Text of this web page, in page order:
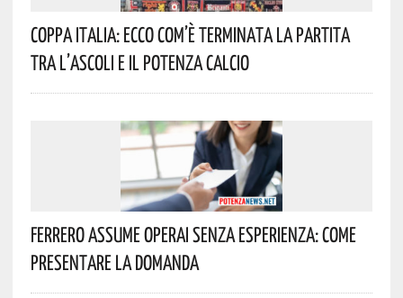
Coppa Italia: Ecco Com’è Terminata La Partita
Tra L’Ascoli E Il Potenza Calcio
Ferrero Assume Operai Senza Esperienza: Come
Presentare La Domanda